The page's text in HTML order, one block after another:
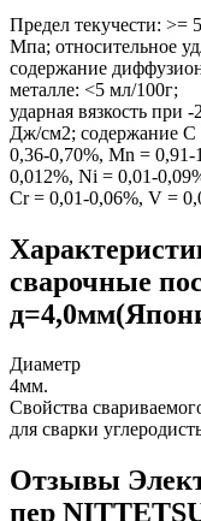
Предел текучести: >=
Мпа; относительное
содержание
металле: <5 мл/100г;
ударная вязкость
Дж/см2; содержание C
0,36-0,70%, Mn = 0,91-
0,012%, Ni = 0,01-
Cr = 0,01-0,06%, V =
сварочные
Диаметр
4мм.
Свойства
для сварки
Отзывы
пер